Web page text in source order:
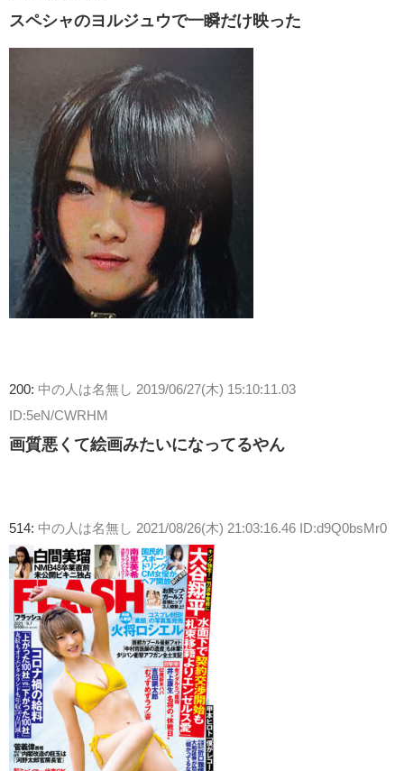
スペシャのヨルジュウで一瞬だけ映った
200: 中の人は名無し 2019/06/27(木) 15:10:11.03
ID:5eN/CWRHM
画質悪くて絵画みたいになってるやん
514: 中の人は名無し 2021/08/26(木) 21:03:16.46 ID:d9Q0bsMr0